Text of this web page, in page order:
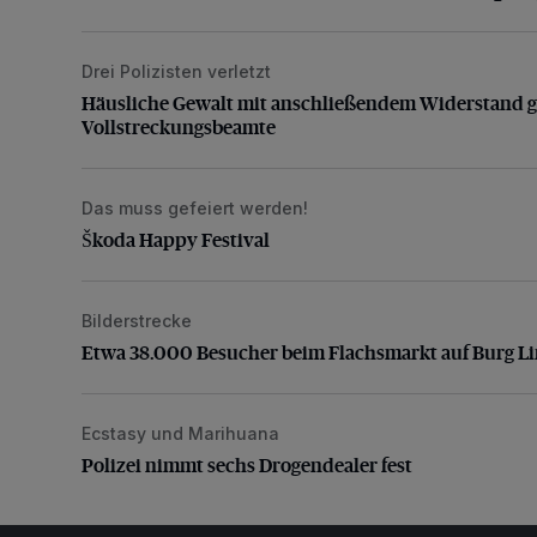
Häusliche Gewalt mit anschließendem Widerstand
Drei Polizisten verletzt
Häusliche Gewalt mit anschließendem Widerstand
Vollstreckungsbeamte
Škoda Happy Festival
Das muss gefeiert werden!
Škoda Happy Festival
Etwa 38.000 Besucher beim Flachsmarkt auf Burg
Bilderstrecke
Etwa 38.000 Besucher beim Flachsmarkt auf Burg
Polizei nimmt sechs Drogendealer fest
Ecstasy und Marihuana
Polizei nimmt sechs Drogendealer fest